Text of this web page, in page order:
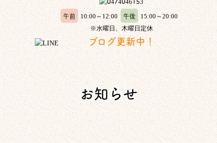
午前 10:00～12:00 午後
15:00～20:00
※水曜日、木曜日定休
ブログ更新中！
お知らせ